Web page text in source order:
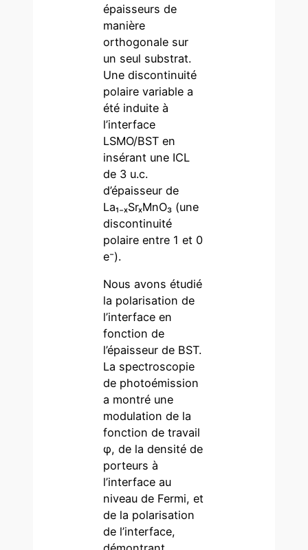
épaisseurs de
manière
orthogonale sur
un seul substrat.
Une discontinuité
polaire variable a
été induite à
l’interface
LSMO/BST en
insérant une ICL
de 3 u.c.
d’épaisseur de
La₁₋ₓSrₓMnO₃ (une
discontinuité
polaire entre 1 et 0
e⁻).
Nous avons étudié
la polarisation de
l’interface en
fonction de
l’épaisseur de BST.
La spectroscopie
de photoémission
a montré une
modulation de la
fonction de travail
φ, de la densité de
porteurs à
l’interface au
niveau de Fermi, et
de la polarisation
de l’interface,